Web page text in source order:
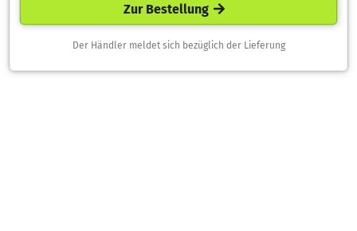
Zur Bestellung
Der Händler meldet sich bezüglich der Lieferung